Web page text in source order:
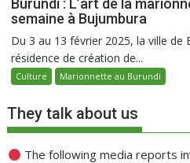
Burundi : L’art de la
semaine à Bujumbura
Du 3 au 13 février 2025, la ville de
résidence de création de...
Culture Marionnette au Burundi
They talk about us
The following media reports